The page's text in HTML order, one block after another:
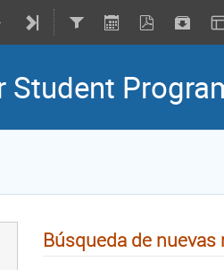
Student
Búsqueda de nuevas